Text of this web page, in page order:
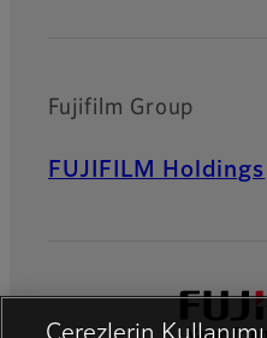
Fujifilm Group
FUJIFILM Holdings